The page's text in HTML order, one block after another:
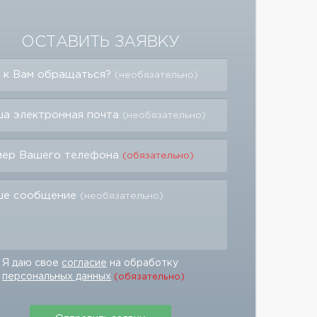
ОСТАВИТЬ ЗАЯВКУ
к Вам обращаться? (необязательно)
электронная почта (необязательно)
Вашего телефона (обязательно)
сообщение (необязательно)
Я даю свое согласие на обработку
персональных данных (обязательно)